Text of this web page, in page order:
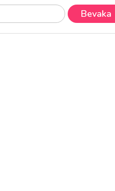
Bevaka